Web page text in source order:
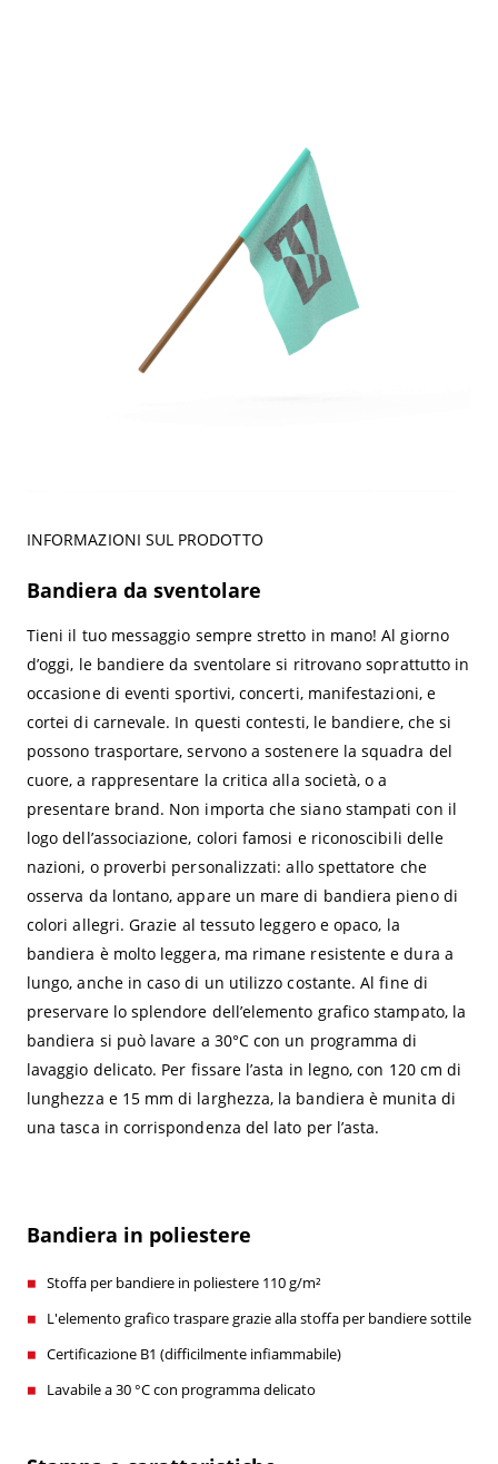
INFORMAZIONI SUL PRODOTTO
Bandiera da sventolare
Tieni il tuo messaggio sempre stretto in mano! Al giorno
d’oggi, le bandiere da sventolare si ritrovano soprattutto in
occasione di eventi sportivi, concerti, manifestazioni, e
cortei di carnevale. In questi contesti, le bandiere, che si
possono trasportare, servono a sostenere la squadra del
cuore, a rappresentare la critica alla società, o a
presentare brand. Non importa che siano stampati con il
logo dell’associazione, colori famosi e riconoscibili delle
nazioni, o proverbi personalizzati: allo spettatore che
osserva da lontano, appare un mare di bandiera pieno di
colori allegri. Grazie al tessuto leggero e opaco, la
bandiera è molto leggera, ma rimane resistente e dura a
lungo, anche in caso di un utilizzo costante. Al fine di
preservare lo splendore dell’elemento grafico stampato, la
bandiera si può lavare a 30°C con un programma di
lavaggio delicato. Per fissare l’asta in legno, con 120 cm di
lunghezza e 15 mm di larghezza, la bandiera è munita di
una tasca in corrispondenza del lato per l’asta.
Bandiera in poliestere
Stoffa per bandiere in poliestere 110 g/m²
L'elemento grafico traspare grazie alla stoffa per bandiere sottile
Certificazione B1 (difficilmente infiammabile)
Lavabile a 30 °C con programma delicato